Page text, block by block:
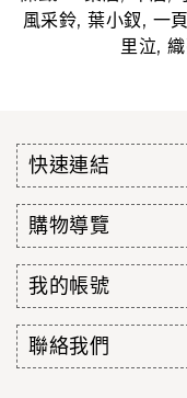
風采鈴,葉小釵, 一
里泣,
快速連結
購物導覽
我的帳號
聯絡我們